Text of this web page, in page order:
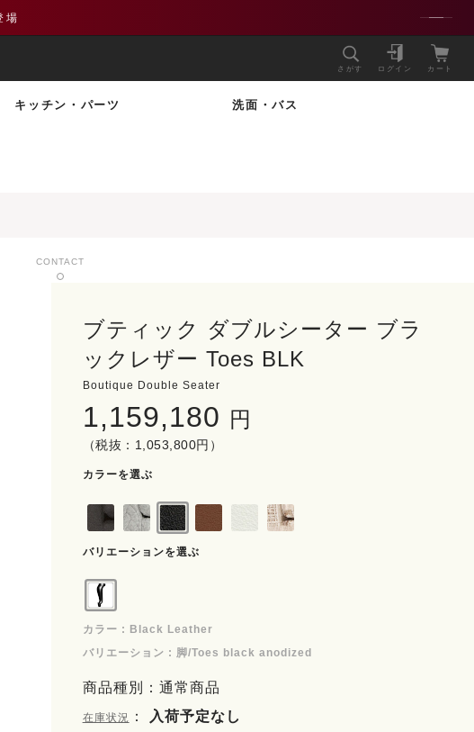
さがす ログイン カート
キッチン・パーツ 洗面・バス
CONTACT
ブティック ダブルシーター ブラ
ックレザー Toes BLK
Boutique Double Seater
1,159,180 円
（税抜：1,053,800円）
カラーを選ぶ
バリエーションを選ぶ
カラー : Black Leather
バリエーション : 脚/Toes black anodized
商品種別：通常商品
在庫状況 ： 入荷予定なし